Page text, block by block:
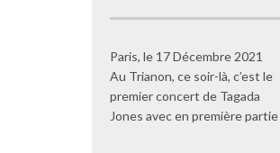
Paris, le 17 Décembre 2021
Au Trianon, ce soir-là, c’est le
premier concert de Tagada
Jones avec en première partie